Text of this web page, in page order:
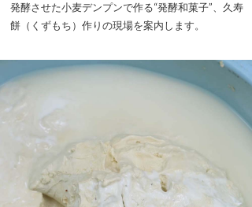
発酵させた小麦デンプンで作る“発酵和菓子”、久寿
餅（くずもち）作りの現場を案内します。